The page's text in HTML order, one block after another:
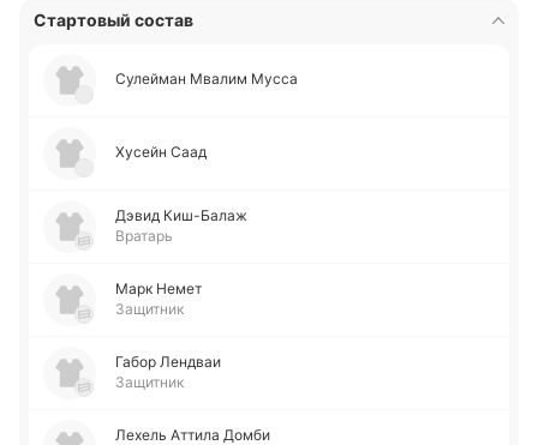
Стартовый состав
Су­лей­ман Мвалим Мусса
Хусейн Саад
Дэвид Ки­ш-Ба­лаж
Вратарь
Марк Немет
Защитник
Габор Ле­ндваи
Защитник
Лехель Аттила Домби